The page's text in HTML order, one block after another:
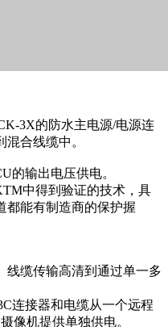
3X的防水主电源/电源连
混合线缆中。
的输出电压供电。
中得到验证的技术，具
都能有制造商的保护握
线缆传输高清到通过单一多
连接器和电缆从一个远程
像机提供单独供电。